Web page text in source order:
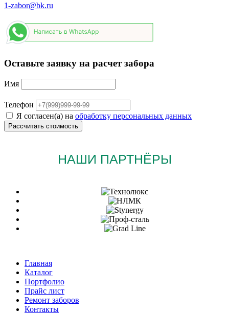
1-zabor@bk.ru
Оставьте заявку на расчет забора
Имя
Телефон
Я согласен(а) на обработку персональных данных
НАШИ ПАРТНЁРЫ
Главная
Каталог
Портфолио
Прайс лист
Ремонт заборов
Контакты